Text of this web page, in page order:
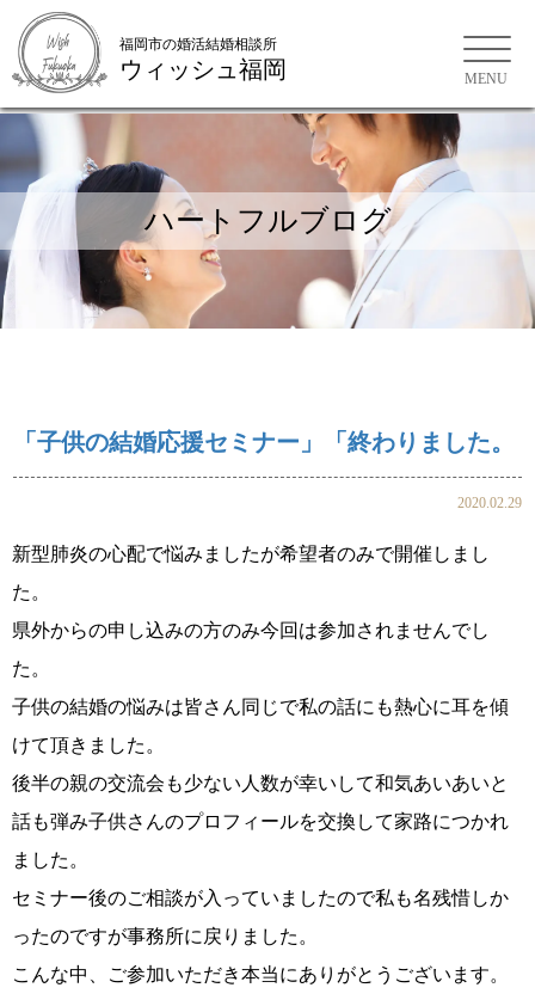
福岡市の婚活結婚相談所
ご来店WEB予約
福岡市の婚活結婚相談所
ウィッシュ福岡
ハートフルブログ
「子供の結婚応援セミナー」「終わりました。
2020.02.29
新型肺炎の心配で悩みましたが希望者のみで開催しまし
た。
県外からの申し込みの方のみ今回は参加されませんでし
た。
子供の結婚の悩みは皆さん同じで私の話にも熱心に耳を傾
けて頂きました。
後半の親の交流会も少ない人数が幸いして和気あいあいと
話も弾み子供さんのプロフィールを交換して家路につかれ
ました。
セミナー後のご相談が入っていましたので私も名残惜しか
ったのですが事務所に戻りました。
こんな中、ご参加いただき本当にありがとうございます。